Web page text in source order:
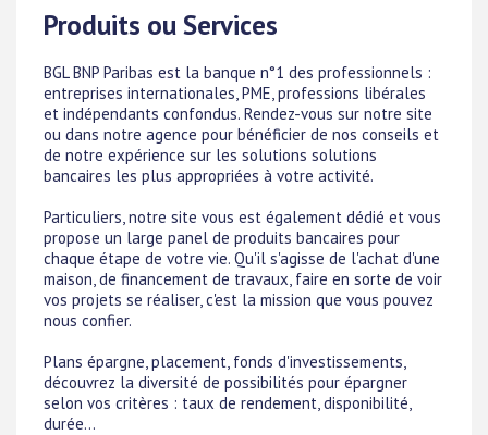
Produits ou Services
BGL BNP Paribas est la banque n°1 des professionnels :
entreprises internationales, PME, professions libérales
et indépendants confondus. Rendez-vous sur notre site
ou dans notre agence pour bénéficier de nos conseils et
de notre expérience sur les solutions solutions
bancaires les plus appropriées à votre activité.
Particuliers, notre site vous est également dédié et vous
propose un large panel de produits bancaires pour
chaque étape de votre vie. Qu'il s'agisse de l'achat d'une
maison, de financement de travaux, faire en sorte de voir
vos projets se réaliser, c'est la mission que vous pouvez
nous confier.
Plans épargne, placement, fonds d'investissements,
découvrez la diversité de possibilités pour épargner
selon vos critères : taux de rendement, disponibilité,
durée...